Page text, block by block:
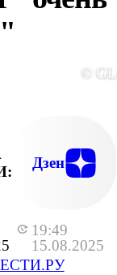
19:49
15.08.2025
©
Дзен